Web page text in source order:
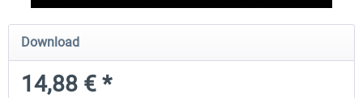
FSDG - Grönland Kulusuk MSFS Aerosoft Airport
Download
14,88 € *